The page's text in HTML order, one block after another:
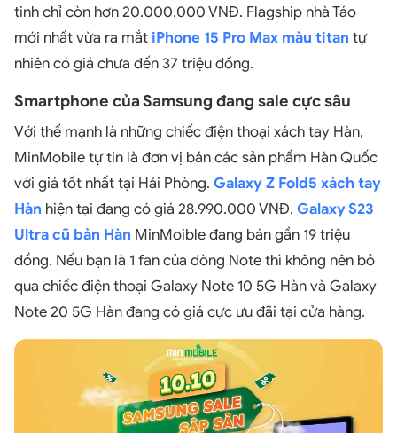
tinh chỉ còn hơn 20.000.000 VNĐ. Flagship nhà Táo
mới nhất vừa ra mắt iPhone 15 Pro Max màu titan tự
nhiên có giá chưa đến 37 triệu đồng.
Smartphone của Samsung đang sale cực sâu
Với thế mạnh là những chiếc điện thoại xách tay Hàn,
MinMobile tự tin là đơn vị bán các sản phẩm Hàn Quốc
với giá tốt nhất tại Hải Phòng. Galaxy Z Fold5 xách tay
Hàn hiện tại đang có giá 28.990.000 VNĐ. Galaxy S23
Ultra cũ bản Hàn MinMoible đang bán gần 19 triệu
đồng. Nếu bạn là 1 fan của dòng Note thì không nên bỏ
qua chiếc điện thoại Galaxy Note 10 5G Hàn và Galaxy
Note 20 5G Hàn đang có giá cực ưu đãi tại cửa hàng.